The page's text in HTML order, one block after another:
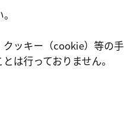
ッキー（cookie）等の手
は行っておりません。